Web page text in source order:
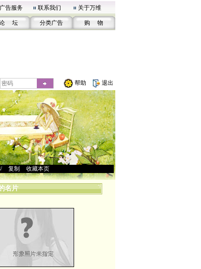
广告服务 联系我们 关于万维
坛 分类广告 购 物
帮助 退出
> 复制 收藏本页
名片